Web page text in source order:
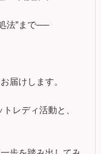
法”まで──
届けします。
レディ活動と、